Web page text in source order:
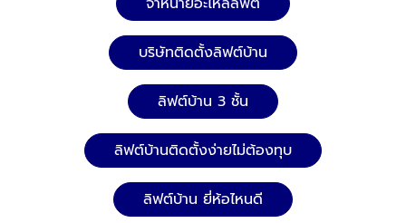
บริษัทติดตั้งลิฟต์บ้าน
ลิฟต์บ้าน 3 ชั้น
ลิฟต์บ้านติดตั้งง่ายไม่ต้องทุบ
ลิฟต์บ้าน ยี่ห้อไหนดี